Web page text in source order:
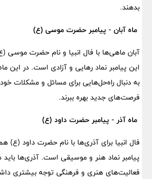
بدهند.
ماه آبان - پیامبر حضرت موسی (ع)
آبان ماهی‌ها با فال انبیا و نام حضرت موسی
این پیامبر نماد رهایی و آزادی است. در این
به دنبال راه‌حل‌هایی برای مسائل و مشکلات
فرصت‌های جدید بهره ببرند.
ماه آذر - پیامبر حضرت داود (ع)
فال انبیا برای آذری‌ها با نام حضرت داود (ع)
پیامبر نماد هنر و موسیقی است. آذری‌ها باید
فعالیت‌های هنری و فرهنگی توجه بیشتری